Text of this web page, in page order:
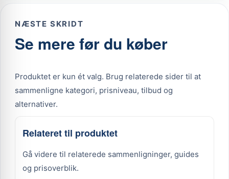
NÆSTE SKRIDT
Se mere før du køber
Produktet er kun ét valg. Brug relaterede sider til at
sammenligne kategori, prisniveau, tilbud og
alternativer.
Relateret til produktet
Gå videre til relaterede sammenligninger, guides
og prisoverblik.